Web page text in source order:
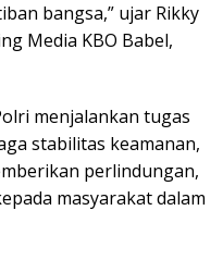
bangsa,” ujar Rikky
Media KBO Babel,
menjalankan tugas
stabilitas keamanan,
perlindungan,
masyarakat dalam